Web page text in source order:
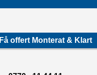
Få offert Monterat & Klart